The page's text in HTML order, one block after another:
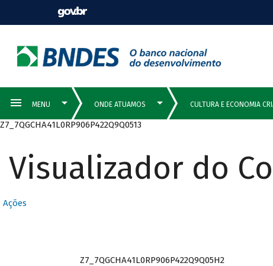
Z7_7QGCHA41L0RP906P422Q9Q0513
Visualizador do
Ações
Z7_7QGCHA41L0RP906P422Q9Q05H2